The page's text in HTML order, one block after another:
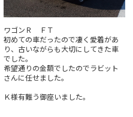
ワゴンＲ ＦＴ
初めての車だったので凄く愛着があ
り、古いながらも大切にしてきた車
でした。
希望通りの金額でしたのでラビット
さんに任せました。
Ｋ様有難う御座いました。